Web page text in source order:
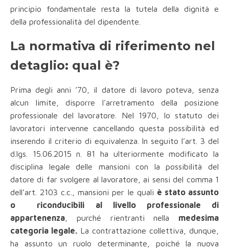
principio fondamentale resta la tutela della dignità e
della professionalità del dipendente.
La normativa di riferimento nel
detaglio: qual è?
Prima degli anni ’70, il datore di lavoro poteva, senza
alcun limite, disporre l'arretramento della posizione
professionale del lavoratore. Nel 1970, lo statuto dei
lavoratori intervenne cancellando questa possibilità ed
inserendo il criterio di equivalenza. In seguito l’art. 3 del
d.lgs. 15.06.2015 n. 81 ha ulteriormente modificato la
disciplina legale delle mansioni con la possibilità del
datore di far svolgere al lavoratore, ai sensi del comma 1
dell’art. 2103 c.c., mansioni per le quali è stato assunto
o riconducibili al livello professionale di
appartenenza , purché rientranti nella medesima
categoria legale. La contrattazione collettiva, dunque,
ha assunto un ruolo determinante, poiché la nuova